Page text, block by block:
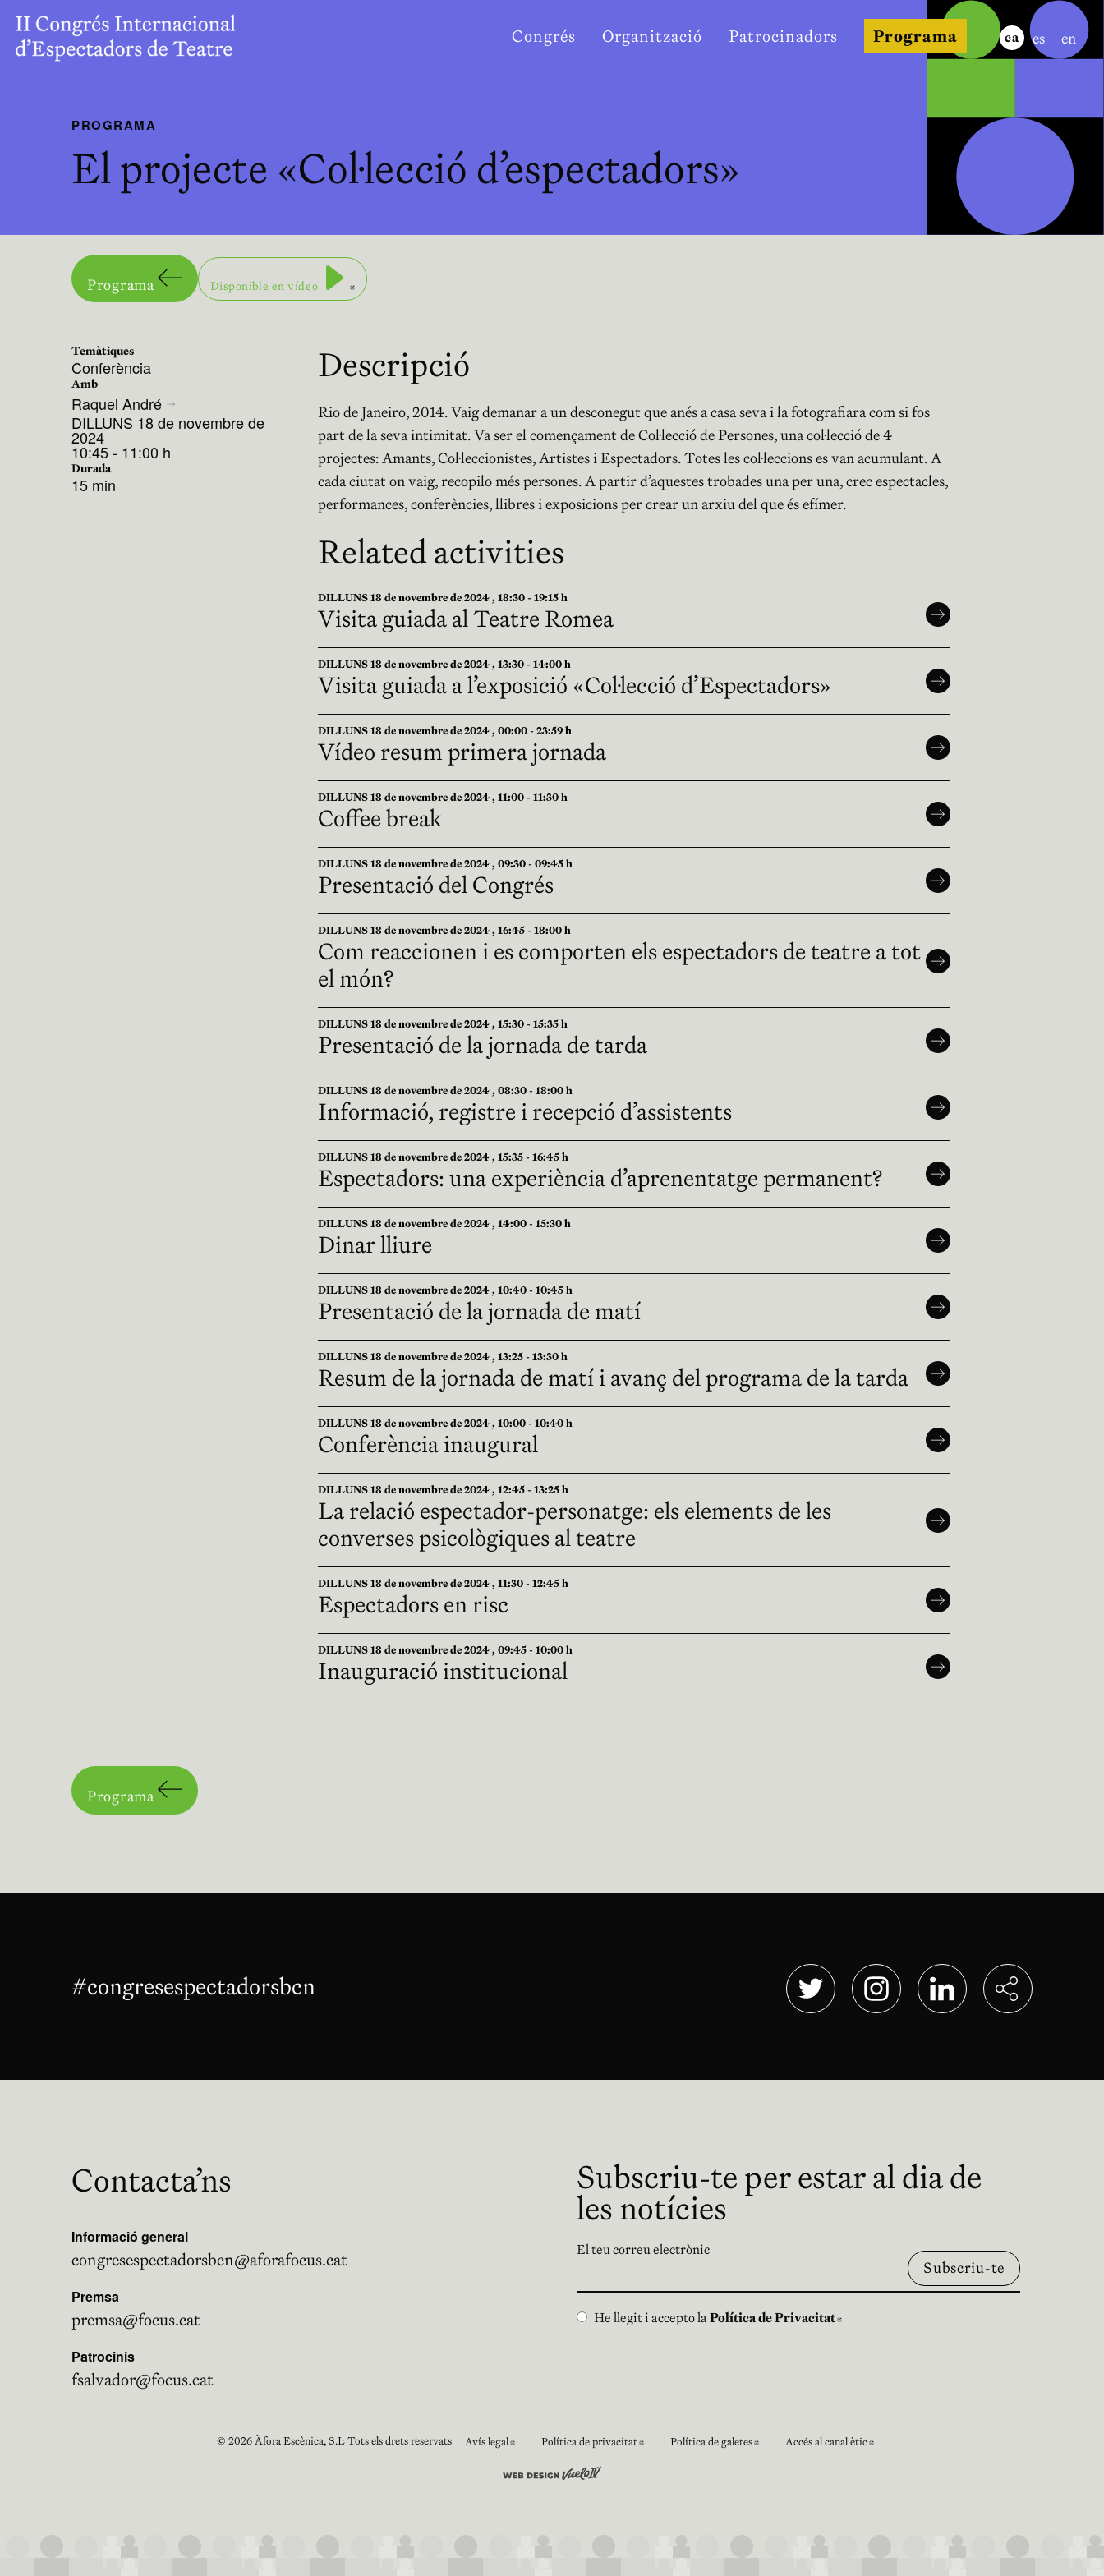
Congrés Organització Patrocinadors Programa ca es en
PROGRAMA
El projecte «Col·lecció d’espectadors»
Programa Disponible en vídeo
Abre en nueva ventana
Temàtiques
Conferència
Amb
Raquel André
DILLUNS 18 de novembre de
2024
10:45 - 11:00 h
Durada
15 min
Descripció
Rio de Janeiro, 2014. Vaig demanar a un desconegut que anés a casa seva i la fotografiara com si fos
part de la seva intimitat. Va ser el començament de Col·lecció de Persones, una col·lecció de 4
projectes: Amants, Col·leccionistes, Artistes i Espectadors. Totes les col·leccions es van acumulant. A
cada ciutat on vaig, recopilo més persones. A partir d’aquestes trobades una per una, crec espectacles,
performances, conferències, llibres i exposicions per crear un arxiu del que és efímer.
Related activities
DILLUNS 18 de novembre de 2024 , 18:30 - 19:15 h
Visita guiada al Teatre Romea
DILLUNS 18 de novembre de 2024 , 13:30 - 14:00 h
Visita guiada a l’exposició «Col·lecció d’Espectadors»
DILLUNS 18 de novembre de 2024 , 00:00 - 23:59 h
Vídeo resum primera jornada
DILLUNS 18 de novembre de 2024 , 11:00 - 11:30 h
Coffee break
DILLUNS 18 de novembre de 2024 , 09:30 - 09:45 h
Presentació del Congrés
DILLUNS 18 de novembre de 2024 , 16:45 - 18:00 h
Com reaccionen i es comporten els espectadors de teatre a tot
el món?
DILLUNS 18 de novembre de 2024 , 15:30 - 15:35 h
Presentació de la jornada de tarda
DILLUNS 18 de novembre de 2024 , 08:30 - 18:00 h
Informació, registre i recepció d’assistents
DILLUNS 18 de novembre de 2024 , 15:35 - 16:45 h
Espectadors: una experiència d’aprenentatge permanent?
DILLUNS 18 de novembre de 2024 , 14:00 - 15:30 h
Dinar lliure
DILLUNS 18 de novembre de 2024 , 10:40 - 10:45 h
Presentació de la jornada de matí
DILLUNS 18 de novembre de 2024 , 13:25 - 13:30 h
Resum de la jornada de matí i avanç del programa de la tarda
DILLUNS 18 de novembre de 2024 , 10:00 - 10:40 h
Conferència inaugural
DILLUNS 18 de novembre de 2024 , 12:45 - 13:25 h
La relació espectador-personatge: els elements de les
converses psicològiques al teatre
DILLUNS 18 de novembre de 2024 , 11:30 - 12:45 h
Espectadors en risc
DILLUNS 18 de novembre de 2024 , 09:45 - 10:00 h
Inauguració institucional
Programa
#congresespectadorsbcn Abre en nueva ventana
Abre en nueva ventana
Abre en nueva ventana
Contacta’ns
Informació general
congresespectadorsbcn@aforafocus.cat
Premsa
premsa@focus.cat
Patrocinis
fsalvador@focus.cat
Subscriu-te per estar al dia de
les notícies
El teu correu electrònic
He llegit i accepto laPolítica de Privacitat
© 2026 Àfora Escènica, S.L. Tots els drets reservats Avís legal Abre en nueva ventana
Política de privacitat Abre en nueva ventana
Política de galetes Abre en nueva ventana
Accés al canal ètic